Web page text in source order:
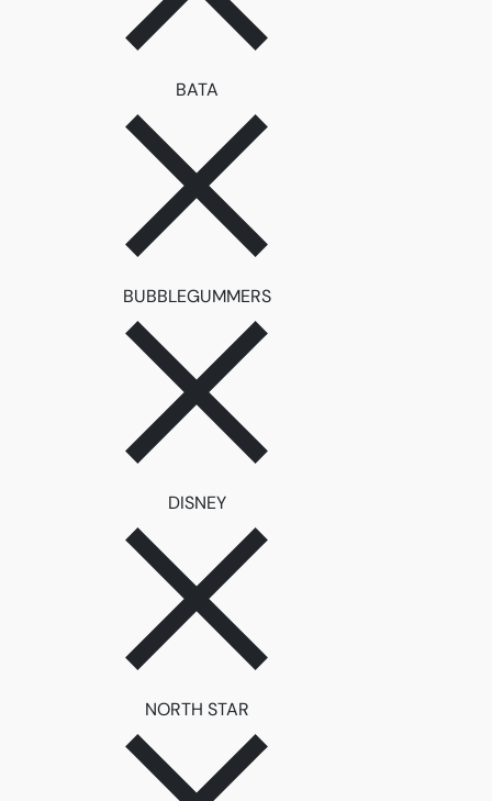
BATAลบตัวกรอง BATA
BUBBLEGUMMERSลบตัวกรอง
DISNEYลบตัวกรอง DISNEY
NORTH STARลบตัวกรอง NORTH STAR